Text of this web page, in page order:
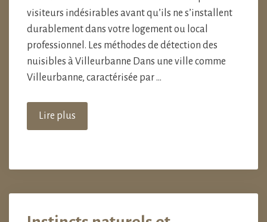
visiteurs indésirables avant qu’ils ne s’installent
durablement dans votre logement ou local
professionnel. Les méthodes de détection des
nuisibles à Villeurbanne Dans une ville comme
Villeurbanne, caractérisée par …
Lire plus